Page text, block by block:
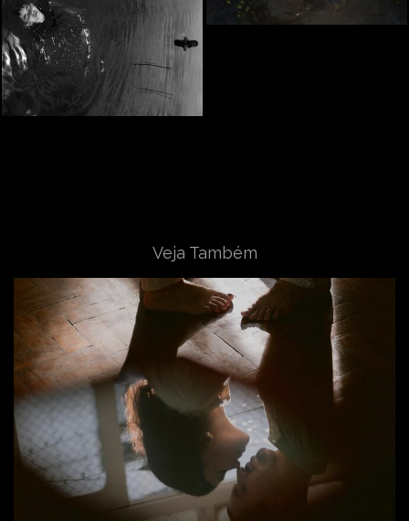
Veja Também